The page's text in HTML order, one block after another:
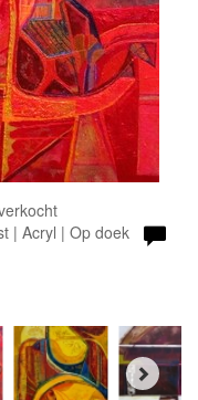
| Acryl | Op doek